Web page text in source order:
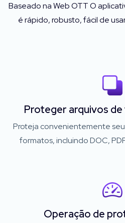
Baseado na Web OTT O
é rápido, robusto, fácil de
Proteger arquivos
Proteja convenientemente
formatos, incluindo DOC,
Operação de